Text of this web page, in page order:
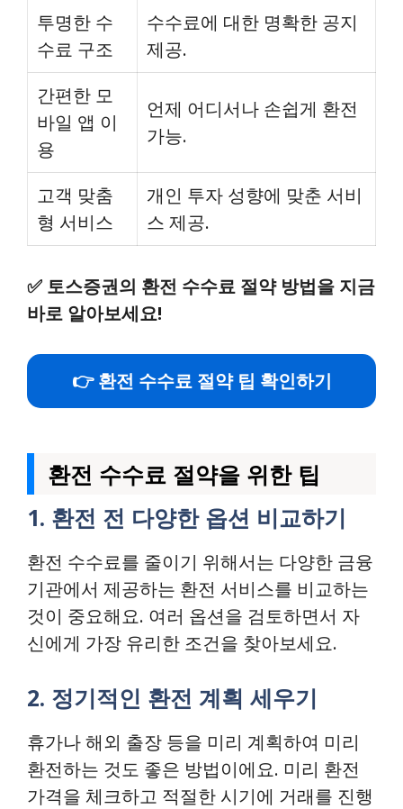
투명한 수
수료 구조
수수료에 대한 명확한 공지
제공.
간편한 모
바일 앱 이
용
언제 어디서나 손쉽게 환전
가능.
고객 맞춤
형 서비스
개인 투자 성향에 맞춘 서비
스 제공.
✅ 토스증권의 환전 수수료 절약 방법을 지금
바로 알아보세요!
👉 환전 수수료 절약 팁 확인하기
환전 수수료 절약을 위한 팁
1. 환전 전 다양한 옵션 비교하기
환전 수수료를 줄이기 위해서는 다양한 금융
기관에서 제공하는 환전 서비스를 비교하는
것이 중요해요. 여러 옵션을 검토하면서 자
신에게 가장 유리한 조건을 찾아보세요.
2. 정기적인 환전 계획 세우기
휴가나 해외 출장 등을 미리 계획하여 미리
환전하는 것도 좋은 방법이에요. 미리 환전
가격을 체크하고 적절한 시기에 거래를 진행